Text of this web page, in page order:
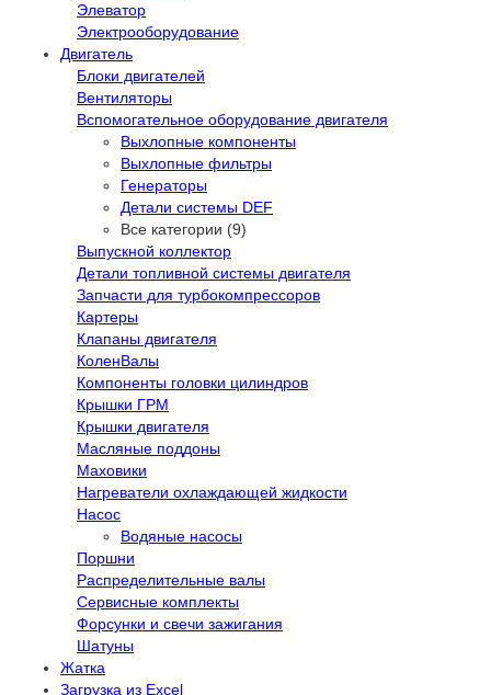
Элеватор
Электрооборудование
Двигатель
Блоки двигателей
Вентиляторы
Вспомогательное оборудование двигателя
Выхлопные компоненты
Выхлопные фильтры
Генераторы
Детали системы DEF
Все категории (9)
Выпускной коллектор
Детали топливной системы двигателя
Запчасти для турбокомпрессоров
Картеры
Клапаны двигателя
КоленВалы
Компоненты головки цилиндров
Крышки ГРМ
Крышки двигателя
Масляные поддоны
Маховики
Нагреватели охлаждающей жидкости
Насос
Водяные насосы
Поршни
Распределительные валы
Сервисные комплекты
Форсунки и свечи зажигания
Шатуны
Жатка
Загрузка из Excel